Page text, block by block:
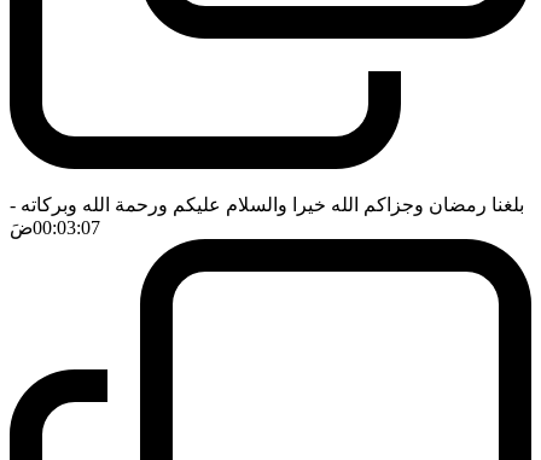
بلغنا رمضان وجزاكم الله خيرا والسلام عليكم ورحمة الله وبركاته -
00:03:07ضَ